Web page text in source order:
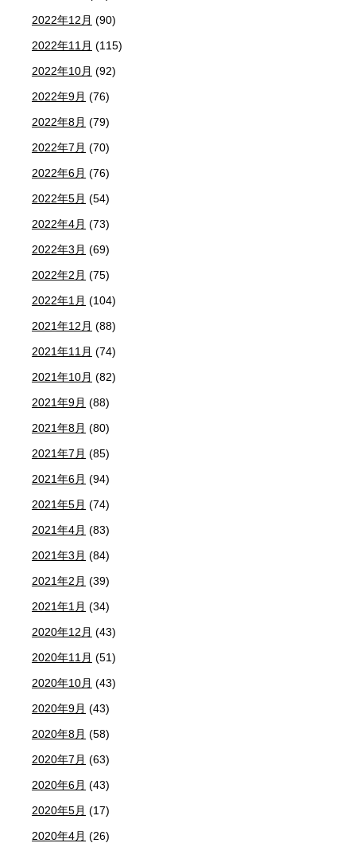
2022年12月 (90)
2022年11月 (115)
2022年10月 (92)
2022年9月 (76)
2022年8月 (79)
2022年7月 (70)
2022年6月 (76)
2022年5月 (54)
2022年4月 (73)
2022年3月 (69)
2022年2月 (75)
2022年1月 (104)
2021年12月 (88)
2021年11月 (74)
2021年10月 (82)
2021年9月 (88)
2021年8月 (80)
2021年7月 (85)
2021年6月 (94)
2021年5月 (74)
2021年4月 (83)
2021年3月 (84)
2021年2月 (39)
2021年1月 (34)
2020年12月 (43)
2020年11月 (51)
2020年10月 (43)
2020年9月 (43)
2020年8月 (58)
2020年7月 (63)
2020年6月 (43)
2020年5月 (17)
2020年4月 (26)